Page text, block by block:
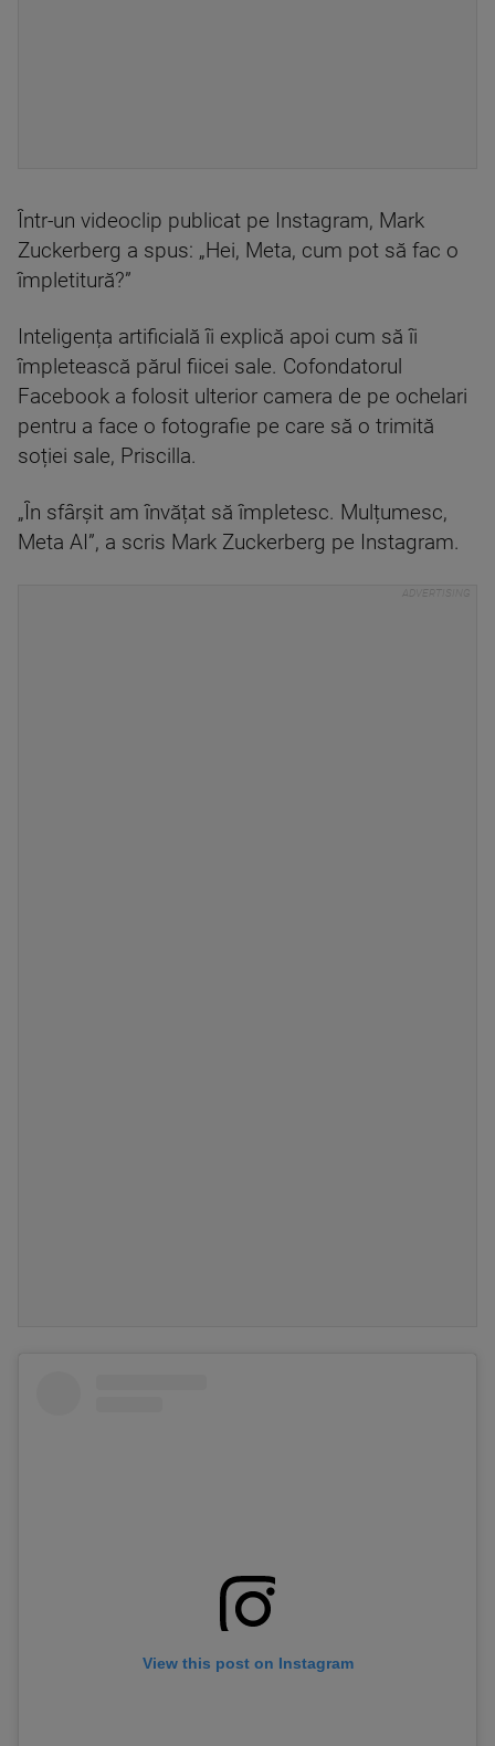
Într-un videoclip publicat pe Instagram, Mark
Zuckerberg a spus: „Hei, Meta, cum pot să fac o
împletitură?”
Inteligența artificială îi explică apoi cum să îi
împletească părul fiicei sale. Cofondatorul
Facebook a folosit ulterior camera de pe ochelari
pentru a face o fotografie pe care să o trimită
soției sale, Priscilla.
„În sfârșit am învățat să împletesc. Mulțumesc,
Meta AI”, a scris Mark Zuckerberg pe Instagram.
View this post on Instagram